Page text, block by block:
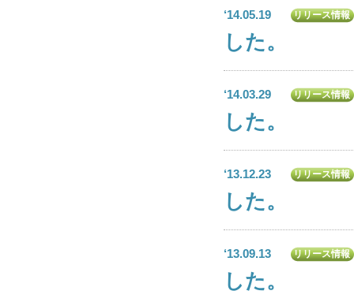
‘14.05.19 リリース情報
した。
‘14.03.29 リリース情報
した。
‘13.12.23 リリース情報
した。
‘13.09.13 リリース情報
した。